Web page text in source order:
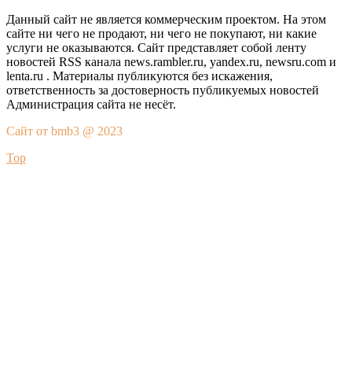
Данный сайт не является коммерческим проектом. На этом
сайте ни чего не продают, ни чего не покупают, ни какие
услуги не оказываются. Сайт представляет собой ленту
новостей RSS канала news.rambler.ru, yandex.ru, newsru.com и
lenta.ru . Материалы публикуются без искажения,
ответственность за достоверность публикуемых новостей
Администрация сайта не несёт.
Сайт от bmb3 @ 2023
Top